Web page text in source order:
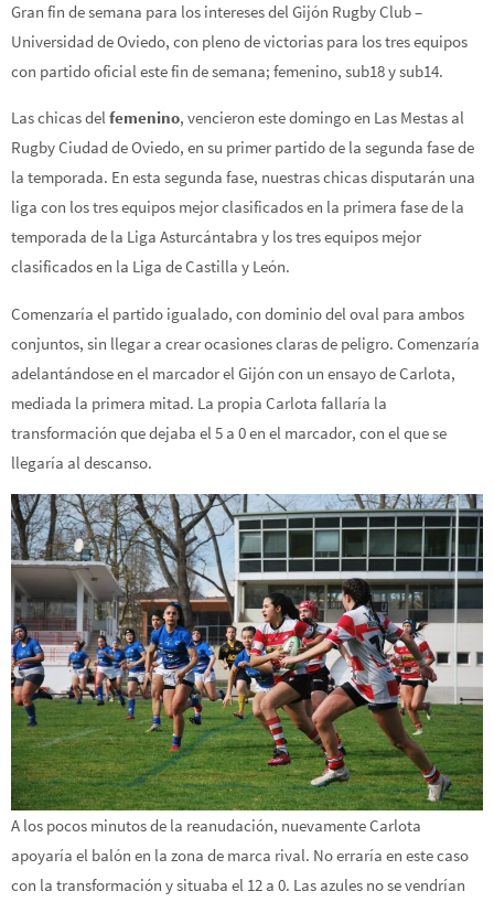
Gran fin de semana para los intereses del Gijón Rugby Club –
Universidad de Oviedo, con pleno de victorias para los tres equipos
con partido oficial este fin de semana; femenino, sub18 y sub14.
Las chicas delfemenino, vencieron este domingo en Las Mestas al
Rugby Ciudad de Oviedo, en su primer partido de la segunda fase de
la temporada. En esta segunda fase, nuestras chicas disputarán una
liga con los tres equipos mejor clasificados en la primera fase de la
temporada de la Liga Asturcántabra y los tres equipos mejor
clasificados en la Liga de Castilla y León.
Comenzaría el partido igualado, con dominio del oval para ambos
conjuntos, sin llegar a crear ocasiones claras de peligro. Comenzaría
adelantándose en el marcador el Gijón con un ensayo de Carlota,
mediada la primera mitad. La propia Carlota fallaría la
transformación que dejaba el 5 a 0 en el marcador, con el que se
llegaría al descanso.
A los pocos minutos de la reanudación, nuevamente Carlota
apoyaría el balón en la zona de marca rival. No erraría en este caso
con la transformación y situaba el 12 a 0. Las azules no se vendrían